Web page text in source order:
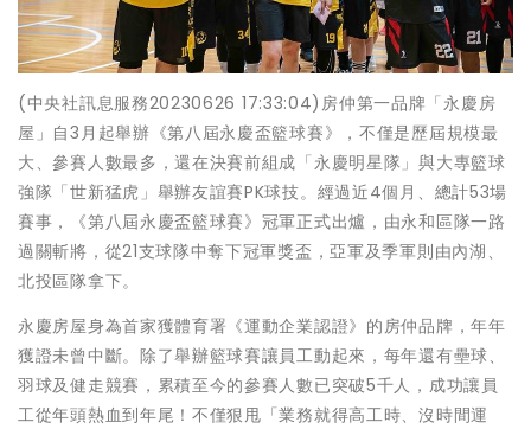
(中央社訊息服務20230626 17:33:04)房仲第一品牌「永慶房
屋」自3月起舉辦《第八屆永慶盃籃球賽》，不僅是歷屆規模最
大、參賽人數最多，還在決賽前組成「永慶明星隊」與大專籃球
強隊「世新猛虎」舉辦友誼賽PK球技。經過近4個月、總計53場
賽事，《第八屆永慶盃籃球賽》冠軍正式出爐，由永和區隊一路
過關斬將，從21支球隊中奪下冠軍獎盃，亞軍及季軍則由內湖、
北投區隊拿下。
永慶房屋身為首家獲體育署《運動企業認證》的房仲品牌，年年
獲證未曾中斷。除了舉辦籃球賽讓員工動起來，每年還有壘球、
羽球及健走競賽，累積至今的參賽人數已突破5千人，成功讓員
工從年頭熱血到年尾！不僅狠甩「業務就得高工時、沒時間運